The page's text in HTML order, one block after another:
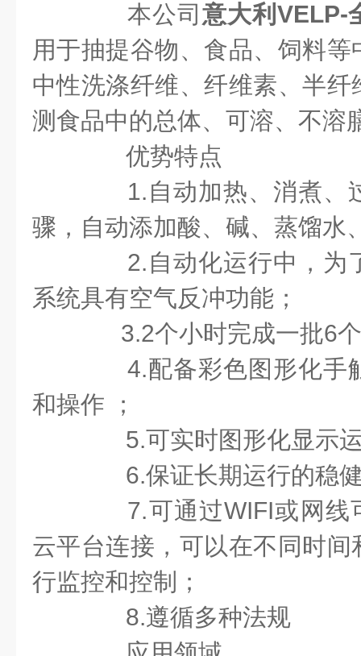
本公司 意大利VELP-
用于抽提谷物、食品、饲料
中性洗涤纤维、纤维素、半
测食品中的总体、可溶、不溶
优势特点
1.自动加热、消煮、
骤，自动添加酸、碱、蒸馏水
2.自动化运行中，为
系统具有空气反冲功能；
3.2个小时完成一批6个
4.配备彩色图形化手
和操作 ；
5.可实时图形化显示运
6.保证长期运行的稳
7.可通过WIFI或网线
云平台连接，可以在不同时
行监控和控制；
8.遵循多种法规